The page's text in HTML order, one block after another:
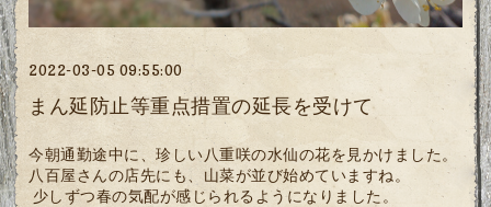
2022-03-05 09:55:00
まん延防止等重点措置の延長を受けて
今朝通勤途中に、珍しい八重咲の水仙の花を見かけました。
八百屋さんの店先にも、山菜が並び始めていますね。
少しずつ春の気配が感じられるようになりました。